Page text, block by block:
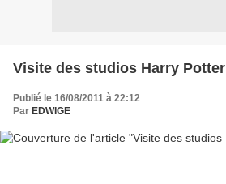
Visite des studios Harry Potter
Publié le 16/08/2011 à 22:12
Par EDWIGE